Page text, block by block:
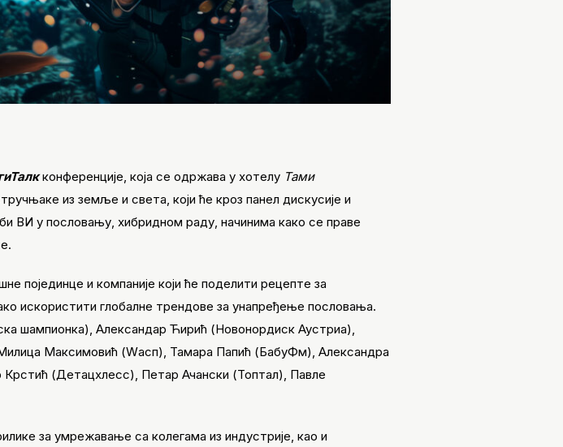
конференције, која се одржава у хотелу Тами
из земље и света, који ће кроз панел дискусије и
ВИ у пословању, хибридном раду, начинима како се праве
појединце и компаније који ће поделити рецепте за
искористити глобалне трендове за унапређење пословања.
шампионка), Александар Ћирић (Новонордиск Аустриа),
Максимовић (Wасп), Тамара Папић (БабyФм), Александра
(Детацхлесс), Петар Ачански (Топтал), Павле
за умрежавање са колегама из индустрије, као и